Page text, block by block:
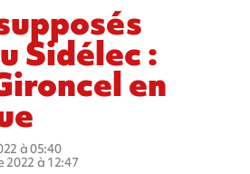
Sidélec :
en
à 05:40
2022 à 12:47